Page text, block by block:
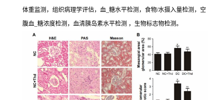
体重监测，组织病理学评估，血_糖水平检测，食物/水摄入量检测，空
腹血_糖浓度检测，血清胰岛素水平检测 ，生物标志物检测。